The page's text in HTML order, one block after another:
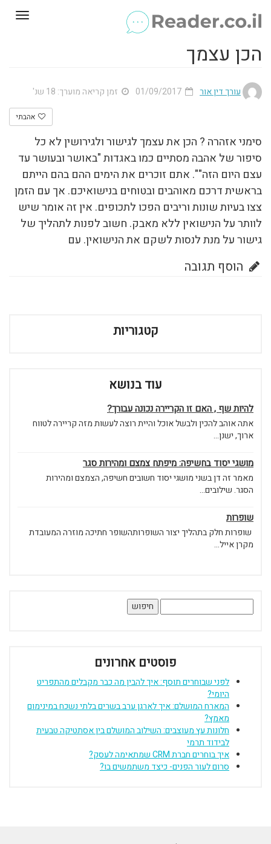
הכן עצמך
עורך דין אור זמן קריאה מוערך: 18 שנ'
אהבתי
סימני אזהרה ? הכן את עצמך לגישור ולגירושין לא כל
סיפור של אהבה מסתיים כמו באגדות "באושר ובעושר עד
עצם היום הזה"". אתם זוכרים את הימים ההם בהם הייתם
בראשית דרכם מאוהבים ובטוחים בנישואיכם. אך עם הזמן
צצו בעיות שונות וריבים הפכו לתכופים. אין זה אומר שיש
לוותר על הנישואין ללא מאבק. חשוב לפנות לתהליך של
גישור על מנת לנסות לשקם את הנישואין. עם
הוסף תגובה
קטגוריות
עוד בנושא
להיות שף , האם זו הקריירה נכונה עבורך?
אתה אוהב להכין ולבשל אוכל והיית רוצה לעשות מזה קריירה לטווח
ארוך, ישנן...
מושגי יסוד בחשיפה: מיפתח צמצם ומהירות סגר
מאמר זה דן בשני מושגי יסוד חשובים חשיפה, הצמצם ומהירות
הסגר. שילובים...
שופרות
שופרות חלק בתהליך יצור השופרותהשופר חתיכה מוזרה המעובדת
מקרן אייל...
חיפוש:
פוסטים אחרונים
לפני שבוחרים תוסף: איך להבין מה כבר מקבלים מהתפריט
היומי?
המארח המושלם: איך לארגן ערב בשרים בלתי נשכח במינימום
מאמץ?
חלונות עץ מעוצבים: השילוב המושלם בין אסתטיקה טבעית
לבידוד תרמי
איך בוחרים חברת CRM שמתאימה לעסק?
סרום לעור הפנים- כיצד משתמשים בו?